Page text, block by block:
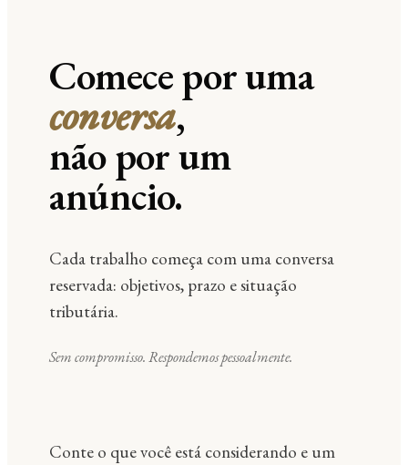
Comece por uma
conversa,
não por um
anúncio.
Cada trabalho começa com uma conversa
reservada: objetivos, prazo e situação
tributária.
Sem compromisso. Respondemos pessoalmente.
Conte o que você está considerando e um